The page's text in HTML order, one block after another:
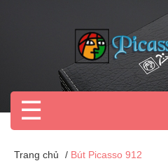
☰
Trang chủ / Bút Picasso 912